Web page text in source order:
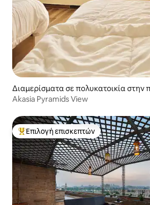
Διαμερίσματα σε πολυκατοικία στην
azlet El-Semman
Akasia Pyramids View
Κορυφαία επιλογή επισκεπτών
Επιλογή επισκεπτών